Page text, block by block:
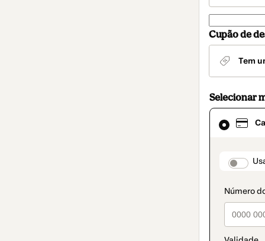
Cupão de
Tem
Selecionar
Cartão
selecionado
pagamento